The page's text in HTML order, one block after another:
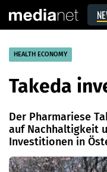
HEALTH ECONOMY
Takeda
Der Pharmariese
auf Nachhaltigkeit
Investitionen in